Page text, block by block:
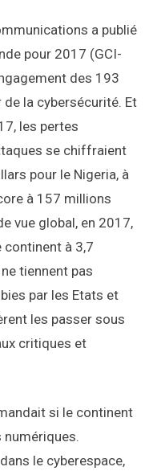
a publié
pour 2017 (GCI-
des 193
de la cybersécurité. Et
les pertes
se chiffraient
pour le Nigeria, à
à 157 millions
vue global, en 2017,
continent à 3,7
tiennent pas
par les Etats et
les passer sous
critiques et
si le continent
le cyberespace,